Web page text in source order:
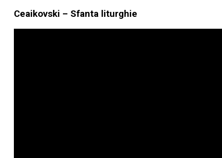
Ceaikovski – Sfanta liturghie